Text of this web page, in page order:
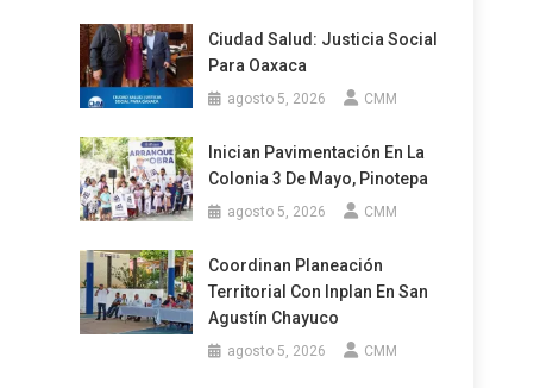
Ciudad Salud: Justicia Social
Para Oaxaca
agosto 5, 2026 CMM
Inician Pavimentación En La
Colonia 3 De Mayo, Pinotepa
agosto 5, 2026 CMM
Coordinan Planeación
Territorial Con Inplan En San
Agustín Chayuco
agosto 5, 2026 CMM